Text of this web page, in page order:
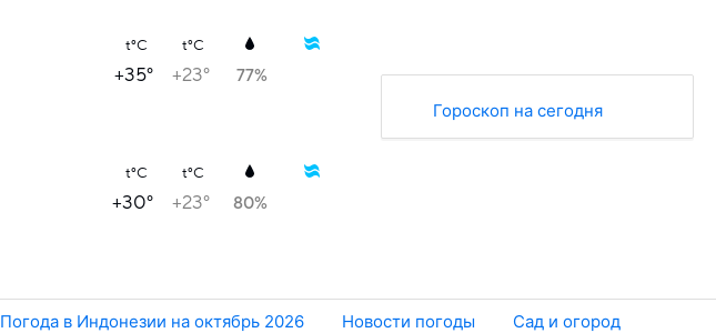
Гороскоп на сегодня
t°C t°C
+35° +23° 77%
t°C t°C
+30° +23° 80%
Погода в Индонезии на октябрь 2026 Новости погоды
Сад и огород